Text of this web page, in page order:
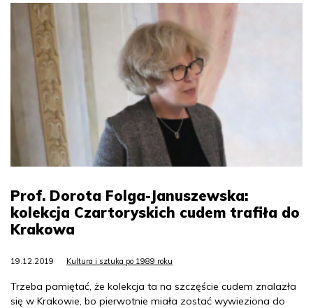
Prof. Dorota Folga-Januszewska:
kolekcja Czartoryskich cudem trafiła do
Krakowa
19.12.2019 Kultura i sztuka po 1989 roku
Trzeba pamiętać, że kolekcja ta na szczęście cudem znalazła
się w Krakowie, bo pierwotnie miała zostać wywieziona do